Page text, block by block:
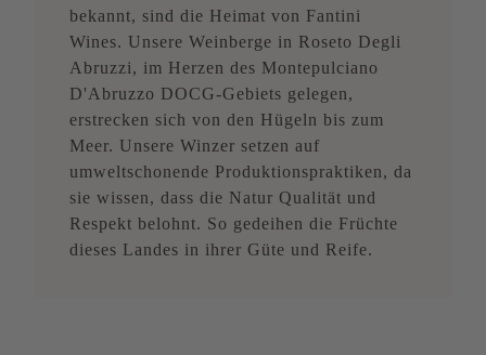
bekannt, sind die Heimat von Fantini
Wines. Unsere Weinberge in Roseto Degli
Abruzzi, im Herzen des Montepulciano
D'Abruzzo DOCG-Gebiets gelegen,
erstrecken sich von den Hügeln bis zum
Meer. Unsere Winzer setzen auf
umweltschonende Produktionspraktiken, da
sie wissen, dass die Natur Qualität und
Respekt belohnt. So gedeihen die Früchte
dieses Landes in ihrer Güte und Reife.